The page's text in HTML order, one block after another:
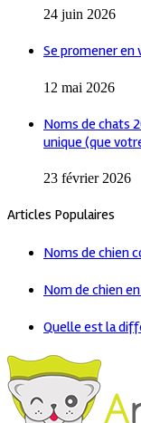
24 juin 2026
Se promener en
12 mai 2026
Noms de chats
unique (que
23 février 2026
Articles Populaires
Noms de chien
Nom de chien
Quelle est la